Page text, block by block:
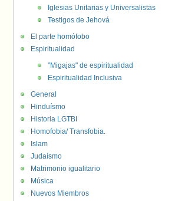
Iglesias Unitarias y Universalistas
Testigos de Jehová
El parte homófobo
Espiritualidad
"Migajas" de espiritualidad
Espiritualidad Inclusiva
General
Hinduísmo
Historia LGTBI
Homofobia/ Transfobia.
Islam
Judaísmo
Matrimonio igualitario
Música
Nuevos Miembros